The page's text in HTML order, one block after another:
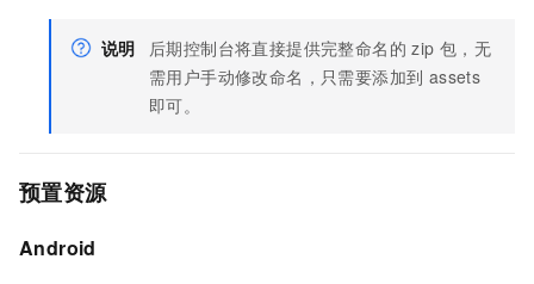
说明
后期控制台将直接提供完整命名的 zip 包，无
需用户手动修改命名，只需要添加到 assets
即可。
预置资源
Android